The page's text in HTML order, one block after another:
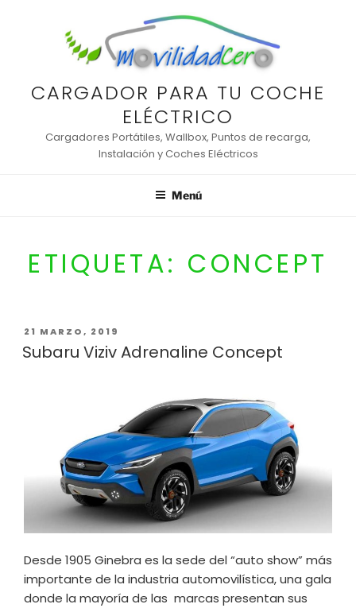
CARGADOR PARA TU COCHE
ELÉCTRICO
Cargadores Portátiles, Wallbox, Puntos de recarga,
Instalación y Coches Eléctricos
Menú
ETIQUETA: CONCEPT
PUBLICADO
EL
21 MARZO, 2019
Subaru Viziv Adrenaline Concept
Desde 1905 Ginebra es la sede del “auto show” más
importante de la industria automovilística, una gala
donde la mayoría de las marcas presentan sus